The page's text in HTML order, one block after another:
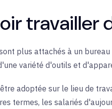
travailler
plus attachés à un
variété d'outils et
adoptée sur le lieu de
termes, les salariés